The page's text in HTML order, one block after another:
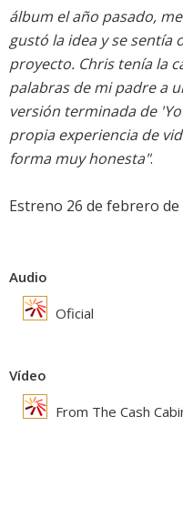
álbum el año pasado,
gustó la idea y se sentía
proyecto. Chris tenía la
palabras de mi padre a
versión terminada de
propia experiencia de
forma muy honesta".
Estreno 26 de febrero de
Audio
Oficial
Vídeo
From The Cash